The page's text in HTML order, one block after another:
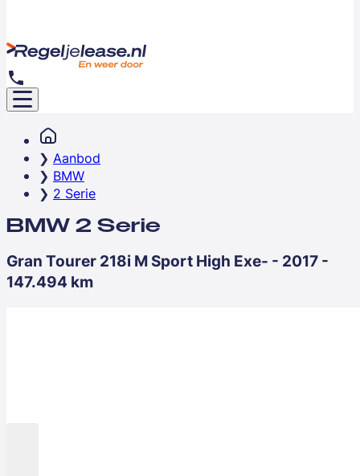
Aanbod
BMW
2 Serie
BMW 2 Serie
Gran Tourer 218i M Sport High Exe- - 2017 -
147.494 km